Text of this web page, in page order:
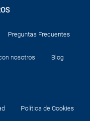
Preguntas Frecuentes
nosotros Blog
Política de Cookies